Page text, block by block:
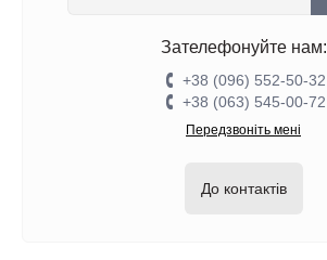
Зателефонуйте нам:
+38 (096) 552-50-32
+38 (063) 545-00-72
Передзвоніть мені
До контактів